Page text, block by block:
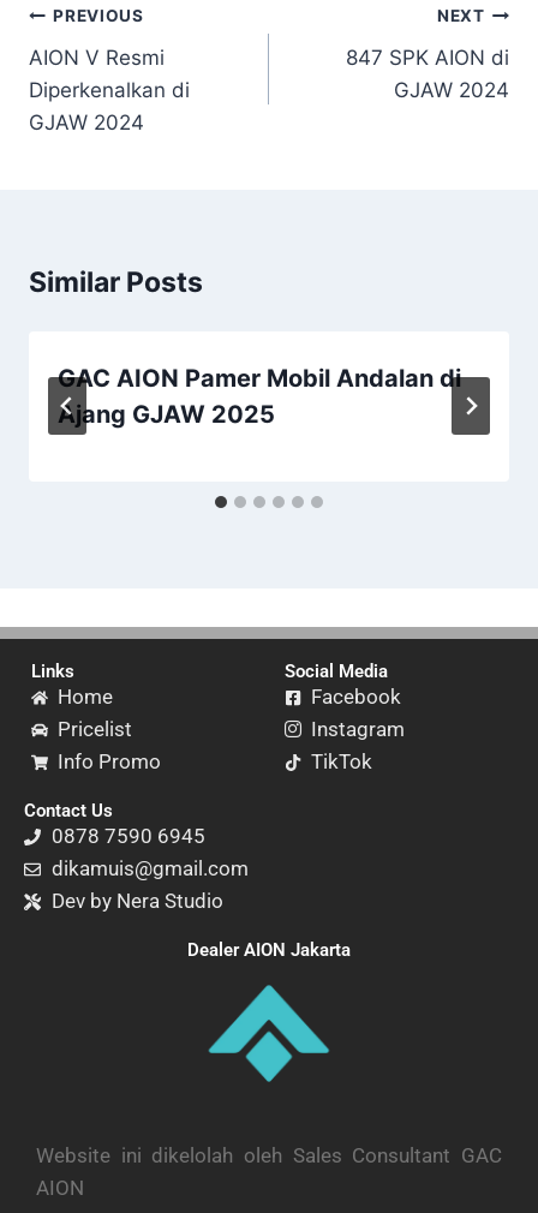
PREVIOUS
AION V Resmi
Diperkenalkan di
GJAW 2024
NEXT
847 SPK AION di
GJAW 2024
Similar Posts
GAC AION Pamer Mobil Andalan di
Ajang GJAW 2025
Links
Home
Pricelist
Info Promo
Social Media
Facebook
Instagram
TikTok
Contact Us
0878 7590 6945
dikamuis@gmail.com
Dev by Nera Studio
Dealer AION Jakarta
Website ini dikelolah oleh Sales Consultant GAC
AION